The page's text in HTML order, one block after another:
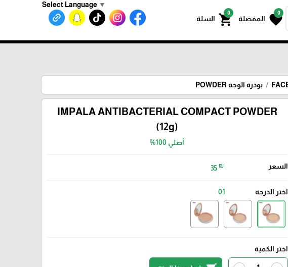
Select Language ▼
0
favorite المفضلة
0
shopping_cart السلة
بودرة الوجه POWDER
IMPALA ANTIBACTERIAL COMPACT POWDER
(12g)
أصلي 100%
السعر 35 ₪
اختر الدرجة 01
اختر الكمية